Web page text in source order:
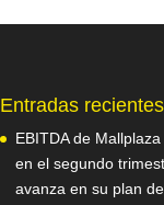
Entradas recientes
EBITDA de
en el segundo
avanza en su plan de